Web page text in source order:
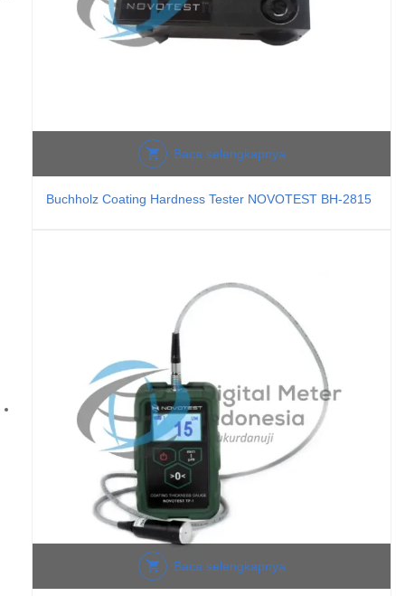
Baca selengkapnya
Buchholz Coating Hardness Tester NOVOTEST BH-2815
Baca selengkapnya